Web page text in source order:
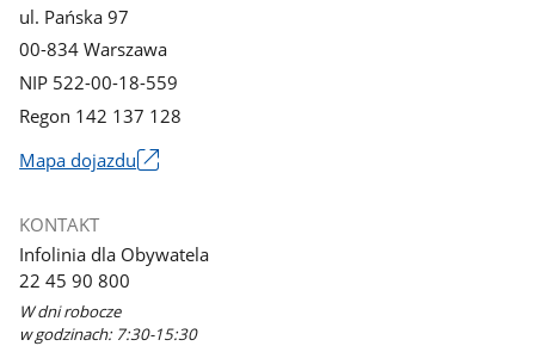
ul. Pańska 97
00-834 Warszawa
NIP 522-00-18-559
Regon 142 137 128
Mapa dojazdu
się
w
nowym
oknie
KONTAKT
Infolinia dla Obywatela
22 45 90 800
W dni robocze
w godzinach: 7:30-15:30